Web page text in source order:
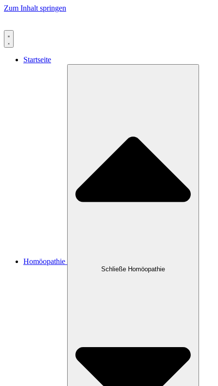
Zum Inhalt springen
Startseite
Homöopathie
Schließe Homöopathie